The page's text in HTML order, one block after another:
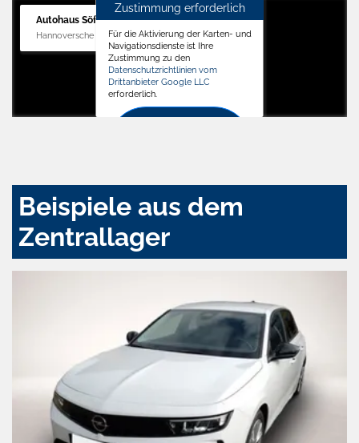
Autohaus Söffker GmbH
Hannoversche Str. 34, 31688 Nienstädt
Zustimmung erforderlich
Für die Aktivierung der Karten- und
Navigationsdienste ist Ihre
Zustimmung zu den
Datenschutzrichtlinien vom
Drittanbieter Google LLC
erforderlich.
Beispiele aus dem
Zentrallager